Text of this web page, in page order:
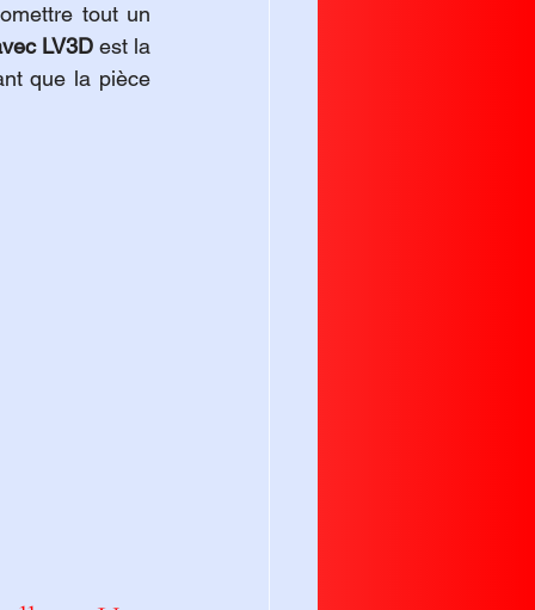
tout un
LV3D est la
que la pièce